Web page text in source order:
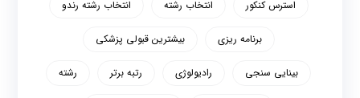
استرس کنکور انتخاب رشته انتخاب رشته رندو
برنامه ریزی بیشترین قبولی پزشکی
بینایی سنجی رادیولوژی رتبه برتر رشته